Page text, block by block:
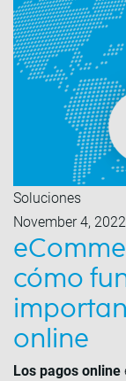
Soluciones
November 4, 2022
cómo
online
Los pagos online